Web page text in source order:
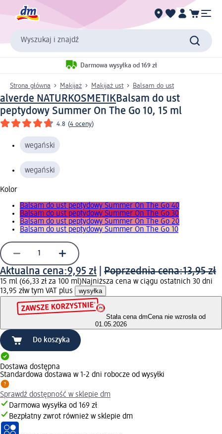
Wyszukaj i znajdź
Darmowa wysyłka od 169 zł
Strona główna Makijaż Makijaż ust Balsam do ust
alverde NATURKOSMETIKBalsam do ust
peptydowy Summer On The Go 10, 15 ml
4.8 (4 oceny)
wegański
wegański
Kolor
Balsam do ust peptydowy Summer On The Go 40
Balsam do ust peptydowy Summer On The Go 30
Balsam do ust peptydowy Summer On The Go 20
Balsam do ust peptydowy Summer On The Go 10
Aktualna cena:9,95 zł Poprzednia cena:13,95 zł
15 ml (66,33 zł za 100 ml)Najniższa cena w ciągu ostatnich 30 dni
13,95 złw tym VAT plus wysyłka
Stała cena dmCena nie wzrosła od
01.05.2026
Do koszyka
Dostawa dostępna
Standardowa dostawa w 1-2 dni robocze od wysyłki
Sprawdź dostępność w sklepie dm
Darmowa wysyłka od 169 zł
Bezpłatny zwrot również w sklepie dm